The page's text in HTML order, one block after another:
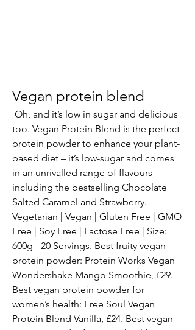
Vegan protein blend
too. Vegan Protein Blend is the perfect
protein powder to enhance your plant-
based diet – it’s low-sugar and comes
in an unrivalled range of flavours
including the bestselling Chocolate
Salted Caramel and Strawberry.
Vegetarian | Vegan | Gluten Free | GMO
Free | Soy Free | Lactose Free | Size:
600g - 20 Servings. Best fruity vegan
protein powder: Protein Works Vegan
Wondershake Mango Smoothie, £29.
Best vegan protein powder for
women’s health: Free Soul Vegan
Protein Blend Vanilla, £24. Best vegan